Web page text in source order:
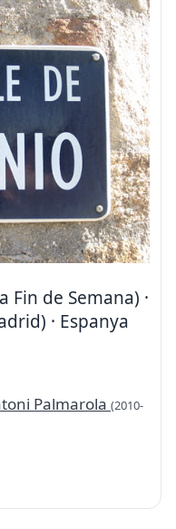
de Semana) ·
· Espanya
Palmarola (2010-